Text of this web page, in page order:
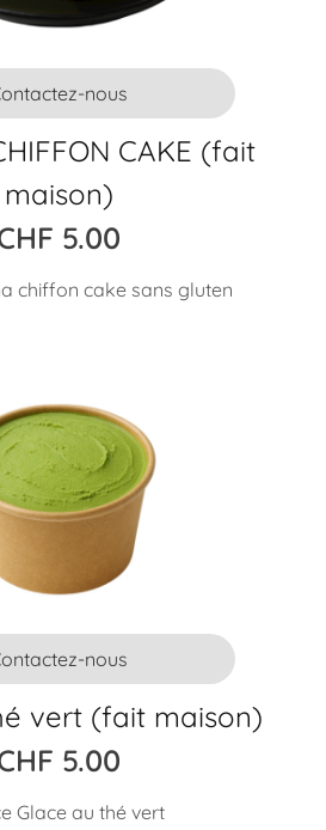
CAKE (fait
maison)
5.00
chiffon cake sans gluten
nous
vert (fait maison)
5.00
Glace au thé vert
nous